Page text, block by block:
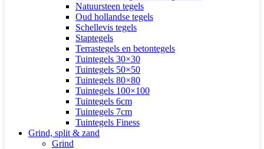
Natuursteen tegels
Oud hollandse tegels
Schellevis tegels
Staptegels
Terrastegels en betontegels
Tuintegels 30×30
Tuintegels 50×50
Tuintegels 80×80
Tuintegels 100×100
Tuintegels 6cm
Tuintegels 7cm
Tuintegels Finess
Grind, split & zand
Grind